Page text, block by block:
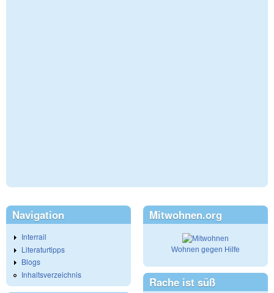
Navigation
Interrail
Literaturtipps
Blogs
Inhaltsverzeichnis
Mitwohnen.org
Wohnen gegen Hilfe
Rache ist süß